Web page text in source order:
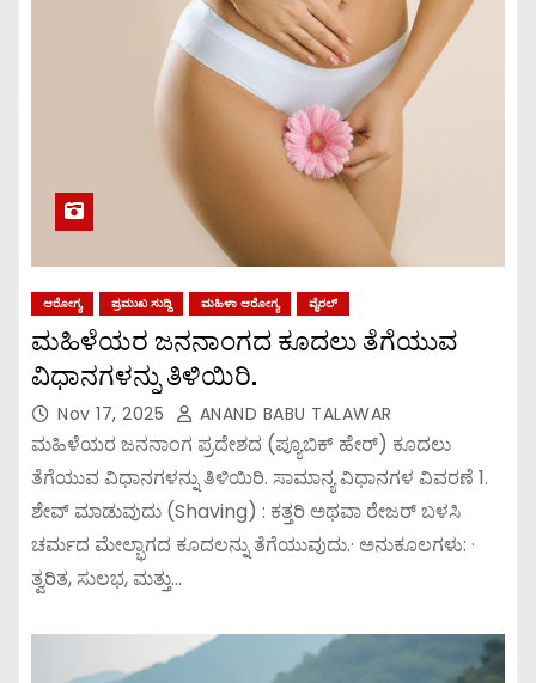
ಆರೋಗ್ಯ ಪ್ರಮುಖ ಸುದ್ದಿ ಮಹಿಳಾ ಆರೋಗ್ಯ ವೈರಲ್
ಮಹಿಳೆಯರ ಜನನಾಂಗದ ಕೂದಲು ತೆಗೆಯುವ
ವಿಧಾನಗಳನ್ನು ತಿಳಿಯಿರಿ.
Nov 17, 2025 ANAND BABU TALAWAR
ಮಹಿಳೆಯರ ಜನನಾಂಗ ಪ್ರದೇಶದ (ಪ್ಯೂಬಿಕ್ ಹೇರ್) ಕೂದಲು
ತೆಗೆಯುವ ವಿಧಾನಗಳನ್ನು ತಿಳಿಯಿರಿ. ಸಾಮಾನ್ಯ ವಿಧಾನಗಳ ವಿವರಣೆ 1.
ಶೇವ್ ಮಾಡುವುದು (Shaving) : ಕತ್ತರಿ ಅಥವಾ ರೇಜರ್ ಬಳಸಿ
ಚರ್ಮದ ಮೇಲ್ಭಾಗದ ಕೂದಲನ್ನು ತೆಗೆಯುವುದು.· ಅನುಕೂಲಗಳು: ·
ತ್ವರಿತ, ಸುಲಭ, ಮತ್ತು…